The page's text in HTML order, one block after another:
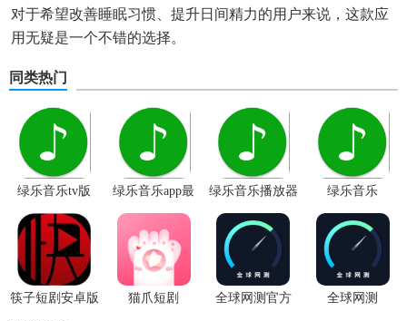
对于希望改善睡眠习惯、提升日间精力的用户来说，这款应
用无疑是一个不错的选择。
同类热门
绿乐音乐tv版
绿乐音乐app最
新版本
绿乐音乐播放器 绿乐音乐
筷子短剧安卓版 猫爪短剧
全球网测官方
全球网测